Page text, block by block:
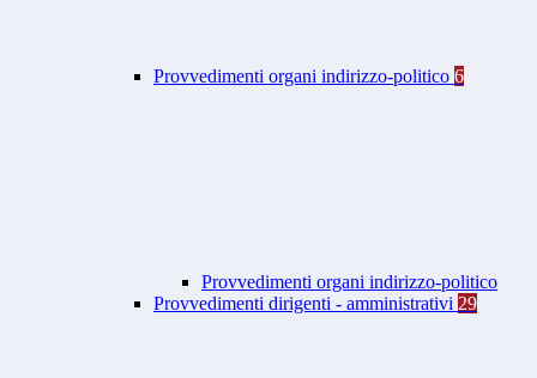
Provvedimenti organi indirizzo-politico 6
Provvedimenti organi indirizzo-politico
Provvedimenti dirigenti - amministrativi 29